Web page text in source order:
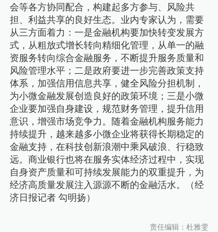
会等各方协同配合，构建起多方参与、风险共
担、利益共享的良好生态。业内专家认为，需要
从三方面着力：一是金融机构要加快转变发展方
式，从粗放式增长转向精细化管理，从单一的融
资服务转向综合金融服务，不断提升服务质量和
风险管理水平；二是政府要进一步完善政策支持
体系，加强信用信息共享，健全风险分担机制，
为小微金融发展创造良好的政策环境；三是小微
企业要加强自身建设，规范财务管理，提升信用
意识，增强市场竞争力。随着金融机构服务能力
持续提升，越来越多小微企业将获得长期稳定的
金融支持，在科技创新浪潮中乘风破浪、行稳致
远。商业银行也将在服务实体经济过程中，实现
自身资产质量和可持续发展能力的双重提升，为
经济高质量发展注入源源不断的金融活水。（经
济日报记者 勾明扬）
责任编辑：杜雅雯